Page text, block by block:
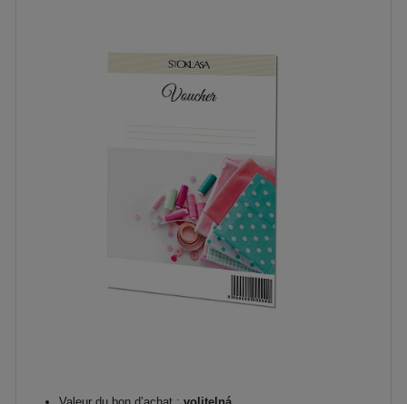
Valeur du bon d’achat : volitelná